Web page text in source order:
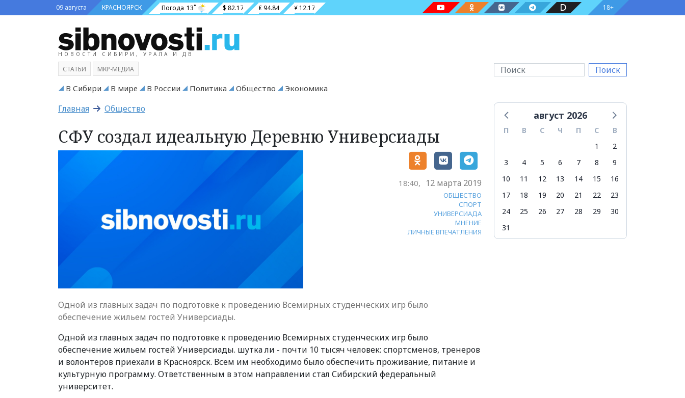
09 августа КРАСНОЯРСК Погода 13˚ $ 82.17 € 94.84 ¥ 12.17 18+
НОВОСТИ СИБИРИ, УРАЛА И ДВ
Поиск
СТАТЬИ МКР-МЕДИА
В Сибири В мире В России Политика Общество Экономика
Главная Общество
СФУ создал идеальную Деревню Универсиады
18:40, 12 марта 2019
ОБЩЕСТВО
СПОРТ
УНИВЕРСИАДА
МНЕНИЕ
ЛИЧНЫЕ ВПЕЧАТЛЕНИЯ
Одной из главных задач по подготовке к проведению Всемирных студенческих игр было
обеспечение жильем гостей Универсиады.
Одной из главных задач по подготовке к проведению Всемирных студенческих игр было
обеспечение жильем гостей Универсиады. шутка ли - почти 10 тысяч человек: спортсменов, тренеров
и волонтеров приехали в Красноярск. Всем им необходимо было обеспечить проживание, питание и
культурную программу. Ответственным в этом направлении стал Сибирский федеральный
университет.
август 2026
П В С Ч П С
В
1
2
3
4 5 6 7 8
9
10
11 12 13 14 15
16
17
18 19 20 21 22
23
24
25 26 27 28 29
30
31